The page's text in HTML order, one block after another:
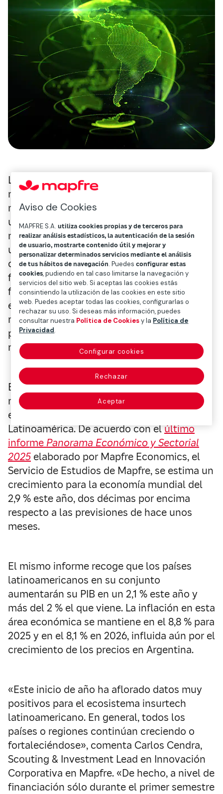
Los primeros seis meses del año están
marcando un antes y un después en el
mercado insurtech de América Latina. Con
una financiación que ha alcanzado los 121
millones de dólares, el monto ya supera en
un 32 % la financiación total de todo 2024,
confirmando el potencial de la región y la
fuerza del ecosistema para mantenerse a
flote frente a las incertidumbres globales y
el control del proceso inflacionario,
reaccionando de manera positiva con
propuestas de valor que no cesan de captar
nuevas rondas de inversión.
Este contexto está intrínsicamente
relacionado con el crecimiento de la
economía mundial y, en concreto, de
Latinoamérica. De acuerdo con elúltimo
informe Panorama Económico y Sectorial
2025 elaborado por Mapfre Economics, el
Servicio de Estudios de Mapfre, se estima un
crecimiento para la economía mundial del
2,9 % este año, dos décimas por encima
respecto a las previsiones de hace unos
meses.
El mismo informe recoge que los países
latinoamericanos en su conjunto
aumentarán su PIB en un 2,1 % este año y
más del 2 % el que viene. La inflación en esta
área económica se mantiene en el 8,8 % para
2025 y en el 8,1 % en 2026, influida aún por el
crecimiento de los precios en Argentina.
«Este inicio de año ha aflorado datos muy
positivos para el ecosistema insurtech
latinoamericano. En general, todos los
países o regiones continúan creciendo o
fortaleciéndose», comenta Carlos Cendra,
Scouting & Investment Lead en Innovación
Corporativa en Mapfre. «De hecho, a nivel de
financiación sólo durante el primer semestre
Aviso de Cookies
MAPFRE S.A.utiliza cookies propias y de terceros para
realizar análisis estadísticos, la autenticación de la sesión
de usuario, mostrarte contenido útil y mejorar y
personalizar determinados servicios mediante el análisis
de tus hábitos de navegación. Puedesconfigurar estas
cookies, pudiendo en tal caso limitarse la navegación y
servicios del sitio web. Si aceptas las cookies estás
consintiendo la utilización de las cookies en este sitio
web. Puedes aceptar todas las cookies, configurarlas o
rechazar su uso. Si deseas más información, puedes
consultar nuestra Política de Cookiesy la Política de
Privacidad.
Configurar cookies
Rechazar
Aceptar